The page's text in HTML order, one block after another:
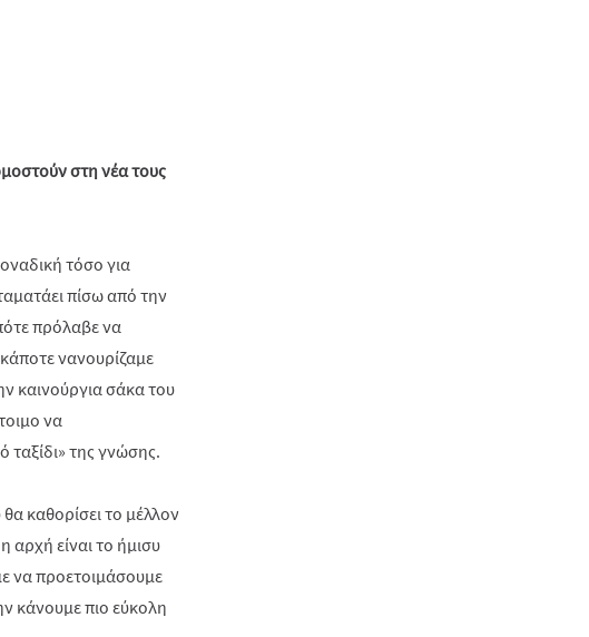
στη νέα τους
τόσο για
πίσω από την
πρόλαβε να
νανουρίζαμε
καινούργια σάκα του
να
της γνώσης.
καθορίσει το μέλλον
είναι το ήμισυ
να προετοιμάσουμε
κάνουμε πιο εύκολη